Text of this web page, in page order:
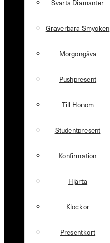
Svarta Diamanter
Graverbara Smycken
Morgongåva
Pushpresent
Till Honom
Studentpresent
Konfirmation
Hjärta
Klockor
Presentkort